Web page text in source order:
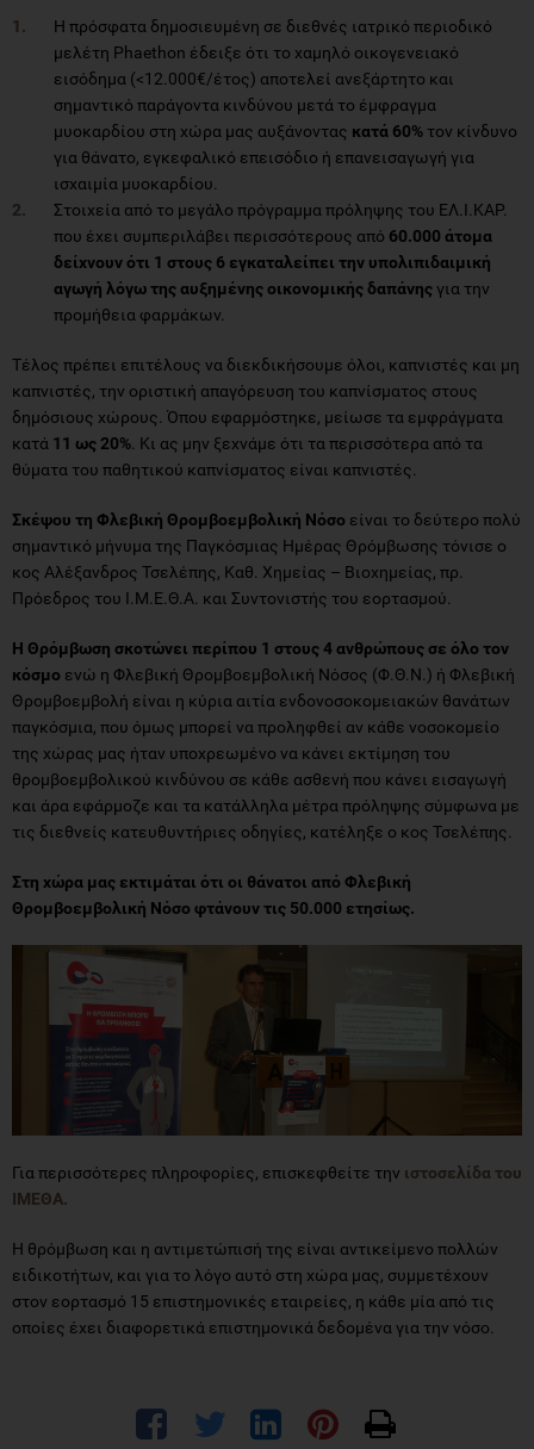
Η πρόσφατα δημοσιευμένη σε διεθνές ιατρικό περιοδικό
μελέτη Phaethon έδειξε ότι το χαμηλό οικογενειακό
εισόδημα (<12.000€/έτος) αποτελεί ανεξάρτητο και
σημαντικό παράγοντα κινδύνου μετά το έμφραγμα
μυοκαρδίου στη χώρα μας αυξάνοντας κατά 60% τον κίνδυνο
για θάνατο, εγκεφαλικό επεισόδιο ή επανεισαγωγή για
ισχαιμία μυοκαρδίου.
Στοιχεία από το μεγάλο πρόγραμμα πρόληψης του ΕΛ.Ι.ΚΑΡ.
που έχει συμπεριλάβει περισσότερους από 60.000 άτομα
δείχνουν ότι 1 στους 6 εγκαταλείπει την υπολιπιδαιμική
αγωγή λόγω της αυξημένης οικονομικής δαπάνηςγια την
προμήθεια φαρμάκων.
Τέλος πρέπει επιτέλους να διεκδικήσουμε όλοι, καπνιστές και μη
καπνιστές, την οριστική απαγόρευση του καπνίσματος στους
δημόσιους χώρους. Όπου εφαρμόστηκε, μείωσε τα εμφράγματα
κατά 11 ως 20% . Κι ας μην ξεχνάμε ότι τα περισσότερα από τα
θύματα του παθητικού καπνίσματος είναι καπνιστές.
Σκέψου τη Φλεβική Θρομβοεμβολική Νόσο είναι το δεύτερο πολύ
σημαντικό μήνυμα της Παγκόσμιας Ημέρας Θρόμβωσης τόνισε ο
κος Αλέξανδρος Τσελέπης, Καθ. Χημείας – Βιοχημείας, πρ.
Πρόεδρος του Ι.Μ.Ε.Θ.Α. και Συντονιστής του εορτασμού.
H Θρόμβωση σκοτώνει περίπου 1 στους 4 ανθρώπους σε όλο τον
κόσμο ενώ η Φλεβική Θρομβοεμβολική Νόσος (Φ.Θ.Ν.) ή Φλεβική
Θρομβοεμβολή είναι η κύρια αιτία ενδονοσοκομειακών θανάτων
παγκόσμια, που όμως μπορεί να προληφθεί αν κάθε νοσοκομείο
της χώρας μας ήταν υποχρεωμένο να κάνει εκτίμηση του
θρομβοεμβολικού κινδύνου σε κάθε ασθενή που κάνει εισαγωγή
και άρα εφάρμοζε και τα κατάλληλα μέτρα πρόληψης σύμφωνα με
τις διεθνείς κατευθυντήριες οδηγίες, κατέληξε ο κος Τσελέπης.
Στη χώρα μας εκτιμάται ότι οι θάνατοι από Φλεβική
Θρομβοεμβολική Νόσο φτάνουν τις 50.000 ετησίως.
Για περισσότερες πληροφορίες, επισκεφθείτε την ιστοσελίδα του
ΙΜΕΘΑ.
H θρόμβωση και η αντιμετώπισή της είναι αντικείμενο πολλών
ειδικοτήτων, και για το λόγο αυτό στη χώρα μας, συμμετέχουν
στον εορτασμό 15 επιστημονικές εταιρείες, η κάθε μία από τις
οποίες έχει διαφορετικά επιστημονικά δεδομένα για την νόσο.